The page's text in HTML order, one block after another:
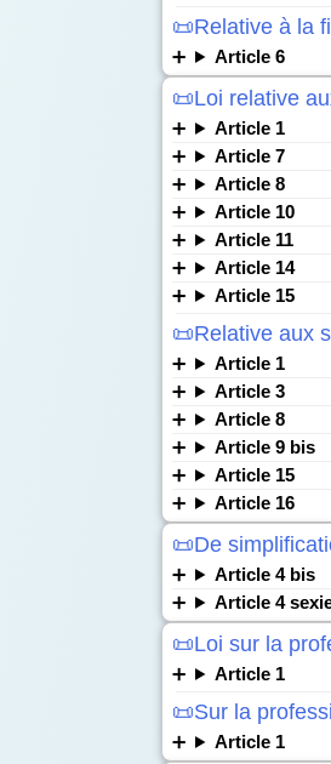
📜Relative à la
Article 6
📜Loi relative
Article 1
Article 7
Article 8
Article 10
Article 11
Article 14
Article 15
📜Relative aux
Article 1
Article 3
Article 8
Article 9 bis
Article 15
Article 16
📜De
Article 4 bis
Article 4
📜Loi sur la
Article 1
📜Sur la
Article 1